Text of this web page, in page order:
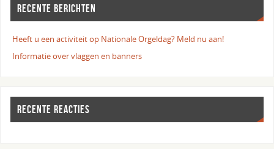
RECENTE BERICHTEN
Heeft u een activiteit op Nationale Orgeldag? Meld nu aan!
Informatie over vlaggen en banners
RECENTE REACTIES